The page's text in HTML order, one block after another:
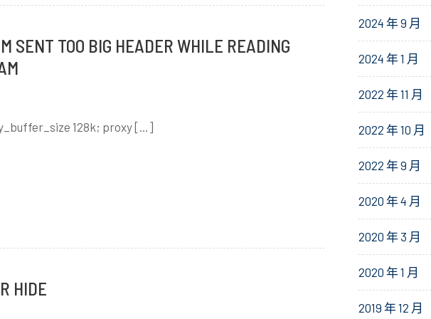
TOO BIG HEADER WHILE READING
128k; proxy […]
HIDE
2024 年 9 月
2024 年 1 月
2022 年 11 月
2022 年 10 月
2022 年 9 月
2020 年 4 月
2020 年 3 月
2020 年 1 月
2019 年 12 月